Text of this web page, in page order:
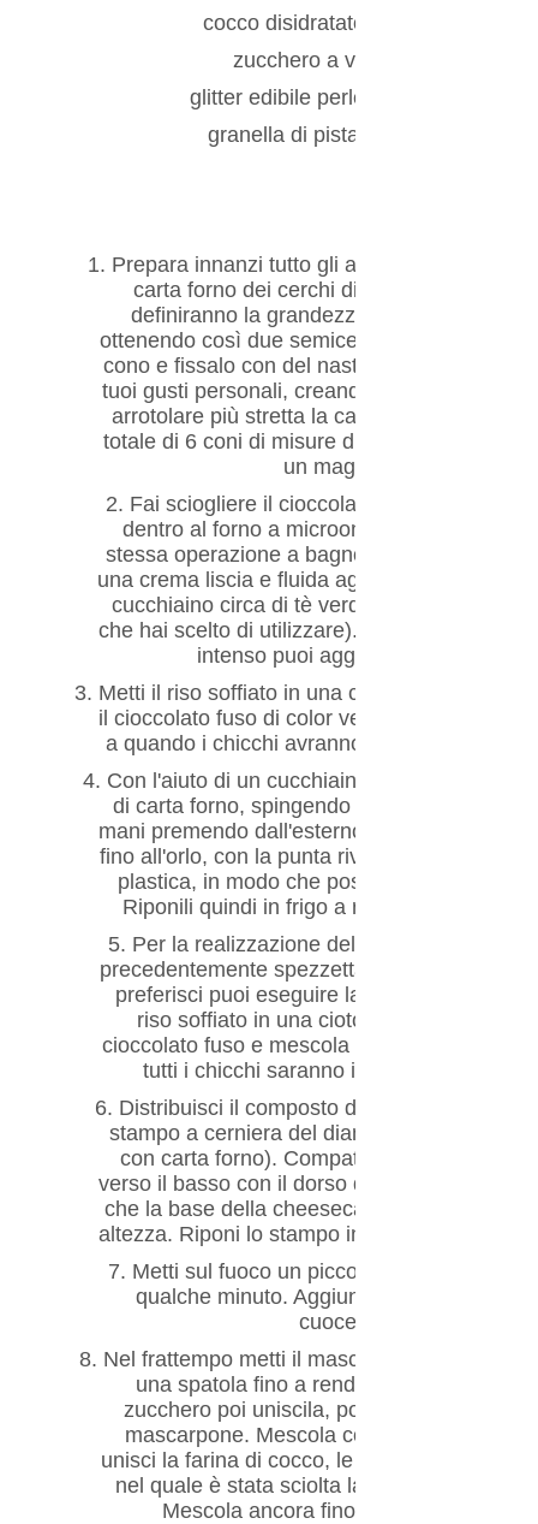
cocco disidratato rapè
zucchero a velo
glitter edibile perlescente
granella di pistacchio
1. Prepara innanzi tutto gli alberi di riso
carta forno dei cerchi di diverse misure
definiranno la grandezza degli alberi).
ottenendo così due semicerchi. Arrotola ogni
cono e fissalo con del nastro adesivo. Puoi
tuoi gusti personali, creando coni più stretti
arrotolare più stretta la carta) o più larghi e
totale di 6 coni di misure diverse ma tutti
un maggior effetto
2. Fai sciogliere il cioccolato bianco,
dentro al forno a microonde (600W). Se
stessa operazione a bagno maria. Appena il
una crema liscia e fluida aggiungi,
cucchiaino circa di tè verde matcha
che hai scelto di utilizzare). Se preferisci
intenso puoi aggiungere o
3. Metti il riso soffiato in una ciotola capiente
il cioccolato fuso di color verde, mescolando
a quando i chicchi avranno assorbito il
4. Con l'aiuto di un cucchiaino distribuisci il
di carta forno, spingendo bene i chicchi
mani premendo dall'esterno sulle pareti dei
fino all'orlo, con la punta rivolta verso il
plastica, in modo che possano rimanere
Riponili quindi in frigo a raffreddare
5. Per la realizzazione della base fai
precedentemente spezzettato, dentro al
preferisci puoi eseguire la stessa
riso soffiato in una ciotola, bagnalo con il
cioccolato fuso e mescola velocemente con
tutti i chicchi saranno impregnati
6. Distribuisci il composto di riso soffiato e
stampo a cerniera del diametro di 22 cm.
con carta forno). Compatta bene i chicchi
verso il basso con il dorso di un cucchiaio e
che la base della cheesecake possa
altezza. Riponi lo stampo in frigo a
7. Metti sul fuoco un piccolo pentolino con il
qualche minuto. Aggiungi quindi la
cuocere per almeno 4
8. Nel frattempo metti il mascarpone in una
una spatola fino a renderlo soffice.
zucchero poi uniscila, poca alla volta,
mascarpone. Mescola con movimenti dal
unisci la farina di cocco, le mandorle
nel quale è stata sciolta la polvere di agar
Mescola ancora fino ad ottenere un